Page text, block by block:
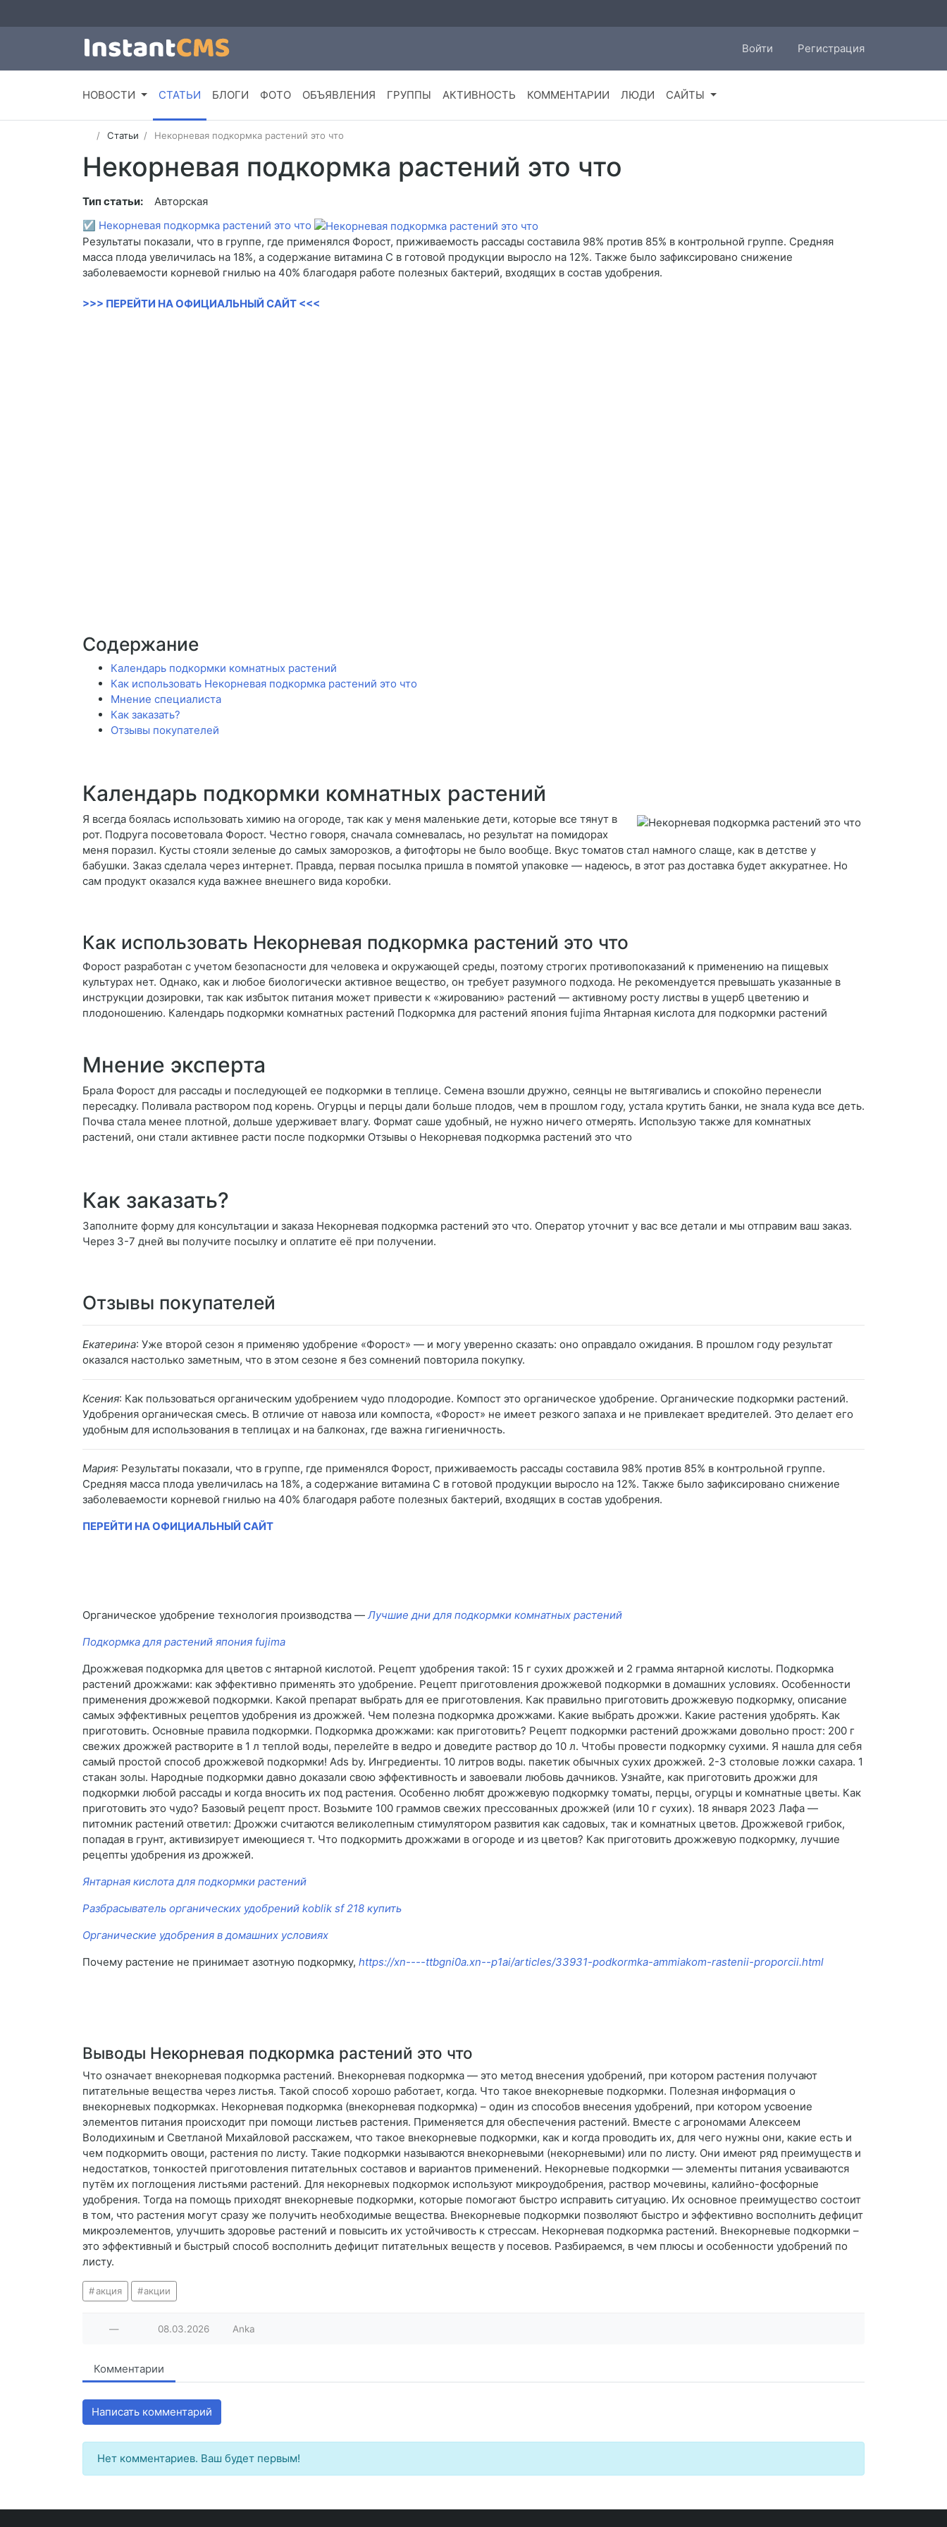
Войти Регистрация
НОВОСТИ СТАТЬИ БЛОГИ ФОТО ОБЪЯВЛЕНИЯ ГРУППЫ АКТИВНОСТЬ КОММЕНТАРИИ ЛЮДИ САЙТЫ
Статьи Некорневая подкормка растений это что
Некорневая подкормка растений это что
Тип статьи:
Авторская
☑ Некорневая подкормка растений это что
Результаты показали, что в группе, где применялся Форост, приживаемость рассады составила 98% против 85% в контрольной группе. Средняя
масса плода увеличилась на 18%, а содержание витамина С в готовой продукции выросло на 12%. Также было зафиксировано снижение
заболеваемости корневой гнилью на 40% благодаря работе полезных бактерий, входящих в состав удобрения.
>>> ПЕРЕЙТИ НА ОФИЦИАЛЬНЫЙ САЙТ <<<
Содержание
Календарь подкормки комнатных растений
Как использовать Некорневая подкормка растений это что
Мнение специалиста
Как заказать?
Отзывы покупателей
Календарь подкормки комнатных растений
Я всегда боялась использовать химию на огороде, так как у меня маленькие дети, которые все тянут в
рот. Подруга посоветовала Форост. Честно говоря, сначала сомневалась, но результат на помидорах
меня поразил. Кусты стояли зеленые до самых заморозков, а фитофторы не было вообще. Вкус томатов стал намного слаще, как в детстве у
бабушки. Заказ сделала через интернет. Правда, первая посылка пришла в помятой упаковке — надеюсь, в этот раз доставка будет аккуратнее. Но
сам продукт оказался куда важнее внешнего вида коробки.
Как использовать Некорневая подкормка растений это что
Форост разработан с учетом безопасности для человека и окружающей среды, поэтому строгих противопоказаний к применению на пищевых
культурах нет. Однако, как и любое биологически активное вещество, он требует разумного подхода. Не рекомендуется превышать указанные в
инструкции дозировки, так как избыток питания может привести к «жированию» растений — активному росту листвы в ущерб цветению и
плодоношению. Календарь подкормки комнатных растений Подкормка для растений япония fujima Янтарная кислота для подкормки растений
Мнение эксперта
Брала Форост для рассады и последующей ее подкормки в теплице. Семена взошли дружно, сеянцы не вытягивались и спокойно перенесли
пересадку. Поливала раствором под корень. Огурцы и перцы дали больше плодов, чем в прошлом году, устала крутить банки, не знала куда все деть.
Почва стала менее плотной, дольше удерживает влагу. Формат саше удобный, не нужно ничего отмерять. Использую также для комнатных
растений, они стали активнее расти после подкормки Отзывы о Некорневая подкормка растений это что
Как заказать?
Заполните форму для консультации и заказа Некорневая подкормка растений это что. Оператор уточнит у вас все детали и мы отправим ваш заказ.
Через 3-7 дней вы получите посылку и оплатите её при получении.
Отзывы покупателей
Екатерина: Уже второй сезон я применяю удобрение «Форост» — и могу уверенно сказать: оно оправдало ожидания. В прошлом году результат
оказался настолько заметным, что в этом сезоне я без сомнений повторила покупку.
Ксения: Как пользоваться органическим удобрением чудо плодородие. Компост это органическое удобрение. Органические подкормки растений.
Удобрения органическая смесь. В отличие от навоза или компоста, «Форост» не имеет резкого запаха и не привлекает вредителей. Это делает его
удобным для использования в теплицах и на балконах, где важна гигиеничность.
Мария: Результаты показали, что в группе, где применялся Форост, приживаемость рассады составила 98% против 85% в контрольной группе.
Средняя масса плода увеличилась на 18%, а содержание витамина С в готовой продукции выросло на 12%. Также было зафиксировано снижение
заболеваемости корневой гнилью на 40% благодаря работе полезных бактерий, входящих в состав удобрения.
ПЕРЕЙТИ НА ОФИЦИАЛЬНЫЙ САЙТ
Органическое удобрение технология производства —Лучшие дни для подкормки комнатных растений
Подкормка для растений япония fujima
Дрожжевая подкормка для цветов с янтарной кислотой. Рецепт удобрения такой: 15 г сухих дрожжей и 2 грамма янтарной кислоты. Подкормка
растений дрожжами: как эффективно применять это удобрение. Рецепт приготовления дрожжевой подкормки в домашних условиях. Особенности
применения дрожжевой подкормки. Какой препарат выбрать для ее приготовления. Как правильно приготовить дрожжевую подкормку, описание
самых эффективных рецептов удобрения из дрожжей. Чем полезна подкормка дрожжами. Какие выбрать дрожжи. Какие растения удобрять. Как
приготовить. Основные правила подкормки. Подкормка дрожжами: как приготовить? Рецепт подкормки растений дрожжами довольно прост: 200 г
свежих дрожжей растворите в 1 л теплой воды, перелейте в ведро и доведите раствор до 10 л. Чтобы провести подкормку сухими. Я нашла для себя
самый простой способ дрожжевой подкормки! Ads by. Ингредиенты. 10 литров воды. пакетик обычных сухих дрожжей. 2-3 столовые ложки сахара. 1
стакан золы. Народные подкормки давно доказали свою эффективность и завоевали любовь дачников. Узнайте, как приготовить дрожжи для
подкормки любой рассады и когда вносить их под растения. Особенно любят дрожжевую подкормку томаты, перцы, огурцы и комнатные цветы. Как
приготовить это чудо? Базовый рецепт прост. Возьмите 100 граммов свежих прессованных дрожжей (или 10 г сухих). 18 января 2023 Лафа —
питомник растений ответил: Дрожжи считаются великолепным стимулятором развития как садовых, так и комнатных цветов. Дрожжевой грибок,
попадая в грунт, активизирует имеющиеся т. Что подкормить дрожжами в огороде и из цветов? Как приготовить дрожжевую подкормку, лучшие
рецепты удобрения из дрожжей.
Янтарная кислота для подкормки растений
Разбрасыватель органических удобрений koblik sf 218 купить
Органические удобрения в домашних условиях
Почему растение не принимает азотную подкормку, https://xn----ttbgni0a.xn--p1ai/articles/33931-podkormka-ammiakom-rastenii-proporcii.html
Выводы Некорневая подкормка растений это что
Что означает внекорневая подкормка растений. Внекорневая подкормка — это метод внесения удобрений, при котором растения получают
питательные вещества через листья. Такой способ хорошо работает, когда. Что такое внекорневые подкормки. Полезная информация о
внекорневых подкормках. Некорневая подкормка (внекорневая подкормка) – один из способов внесения удобрений, при котором усвоение
элементов питания происходит при помощи листьев растения. Применяется для обеспечения растений. Вместе с агрономами Алексеем
Володихиным и Светланой Михайловой расскажем, что такое внекорневые подкормки, как и когда проводить их, для чего нужны они, какие есть и
чем подкормить овощи, растения по листу. Такие подкормки называются внекорневыми (некорневыми) или по листу. Они имеют ряд преимуществ и
недостатков, тонкостей приготовления питательных составов и вариантов применений. Некорневые подкормки — элементы питания усваиваются
путём их поглощения листьями растений. Для некорневых подкормок используют микроудобрения, раствор мочевины, калийно-фосфорные
удобрения. Тогда на помощь приходят внекорневые подкормки, которые помогают быстро исправить ситуацию. Их основное преимущество состоит
в том, что растения могут сразу же получить необходимые вещества. Внекорневые подкормки позволяют быстро и эффективно восполнить дефицит
микроэлементов, улучшить здоровье растений и повысить их устойчивость к стрессам. Некорневая подкормка растений. Внекорневые подкормки –
это эффективный и быстрый способ восполнить дефицит питательных веществ у посевов. Разбираемся, в чем плюсы и особенности удобрений по
листу.
акция акции
— 08.03.2026 Anka
Комментарии
Написать комментарий
Нет комментариев. Ваш будет первым!